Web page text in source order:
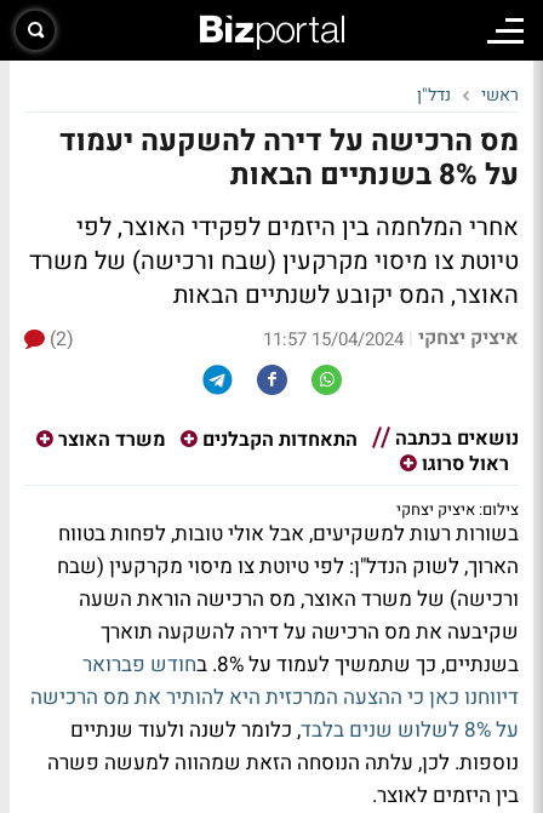
ראשי נדל"ן
מס הרכישה על דירה להשקעה יעמוד
על 8% בשנתיים הבאות
אחרי המלחמה בין היזמים לפקידי האוצר, לפי
טיוטת צו מיסוי מקרקעין (שבח ורכישה) של משרד
האוצר, המס יקובע לשנתיים הבאות
איציק יצחקי |
15/04/2024 11:57
(2)
נושאים בכתבה התאחדות הקבלנים
משרד האוצר
ראול סרוגו
צילום: איציק יצחקי
בשורות רעות למשקיעים, אבל אולי טובות, לפחות בטווח
הארוך, לשוק הנדל"ן: לפי טיוטת צו מיסוי מקרקעין (שבח
ורכישה) של משרד האוצר, מס הרכישה הוראת השעה
שקיבעה את מס הרכישה על דירה להשקעה תוארך
בשנתיים, כך שתמשיך לעמוד על 8%. ב
חודש פברואר
דיווחנו כאן כי ההצעה המרכזית היא להותיר את מס הרכישה
על 8% לשלוש שנים בלבד
, כלומר לשנה ולעוד שנתיים
נוספות. לכן, עלתה הנוסחה הזאת שמהווה למעשה פשרה
בין היזמים לאוצר.